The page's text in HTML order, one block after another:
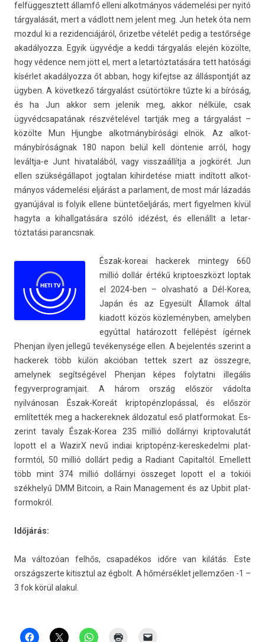
fel­függesztett államfő el­leni al­kot­mányos vádemelési per nyitó
tárgyalását, mert a vádlott nem jelent meg. Jun hetek óta nem
moz­dul ki a re­ziden­ciájáról, őrizet­be vételét pedig a testőrsége
akadályoz­za. Egyik ügyvédje a keddi tárgyalás elején közölte,
hogy védence nem jött el, mert a letar­tóztatására tett hatósági
kísérlet akadályoz­za őt abban, hogy kifejtse az állás­pontját az
ügyben. A követ­kező tárgyalást csütörtökre tűzte ki a bíróság,
és ha Jun akkor sem jelenik meg, akkor nélküle, csak
ügyvédcsapatának részvételével tartják meg a tárgyalást –
közölte Mun Hjungbe al­kot­mánybírósági elnök. Az al­kot­
mánybíróság­nak 180 napon belül kell dön­tenie arról, hogy
leváltja-e Junt hivatalából, vagy visszaál­lítja a jogkörét. Jun
ellen szük­ségál­lapot jog­talan kihir­detése miatt indított al­kot­
mányos vádemelési eljárást a par­la­ment, de most már lázadás
gyanújával is folyik el­lene büntetőeljárás, mert figyelm­en kívül
hagyta a kihallgatására szóló idézést, és ellenállt a letar­
tóztatási para­ncsnak.
Észak-koreai hac­kerek min­tegy 660
millió dollár értékű krip­toeszközt lop­tak
el 2024-ben – ol­vasható a Dél-Korea,
Japán és az Egyesült Államok által
kiadott közös közleményben, amelyb­en
egyúttal határozott fellépést ígérnek
Phen­jan ilyen jel­legű tevékenysége ellen. A be­jelen­tés szerint a
hac­kerek több külön akcióban tet­tek szert az összeg­re,
amelynek segítségével Phen­jan képes folytat­ni illegális
fegyverprog­ramjait. A három ország először vádolta
nyilvánosan Észak-Koreát krip­topénzlopáss­al, és először
említették meg a hac­kerek­nek áldozatul eső plat­formokat. Es­
zerint tava­ly Észak-Korea 235 millió dollárnyi krip­tovalutát
lopott el a WazirX nevű in­diai kriptopénz-kereskedelmi plat­
formtól, 50 millió dollárt pedig a Radiant Capital­tól. Em­el­lett
több mint 374 millió dollárnyi összeget lopott el a tokiói
székhelyű DMM Bi­tcoin, a Rain Man­age­ment és az Upbit plat­
formok­ról.
Időjárás:
Ma változóan felhős, csapadékos időre van kilátás. Este
országszer­te kitisztul az égbolt. A hőmérséklet jel­lemző­en -1 –
3 fok körül al­akul.